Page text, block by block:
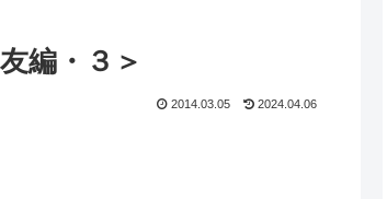
編・３＞
2014.03.05 2024.04.06